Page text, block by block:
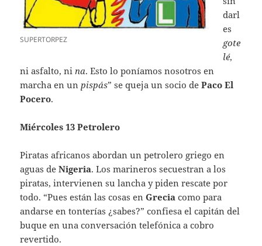
SUPERTORPEZ
darl
es
gote
lé,
ni asfalto, nina. Esto lo poníamos nosotros en
marcha en unpispás” se queja un socio dePaco El
Pocero.
Miércoles 13 Petrolero
Piratas africanos abordan un petrolero griego en
aguas deNigeria. Los marineros secuestran a los
piratas, intervienen su lancha y piden rescate por
todo. “Pues están las cosas en Grecia como para
andarse en tonterías ¿sabes?” confiesa el capitán del
buque en una conversación telefónica a cobro
revertido.